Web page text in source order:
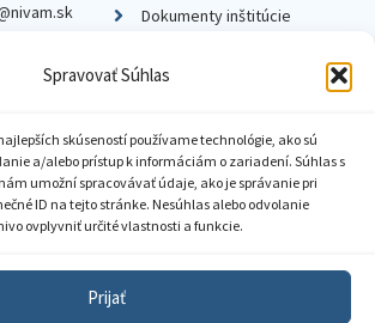
Spravovať Súhlas
skúseností používame technológie, ako sú
a/alebo prístup k informáciám o zariadení. Súhlas s
umožní spracovávať údaje, ako je správanie pri
ID na tejto stránke. Nesúhlas alebo odvolanie
ovplyvniť určité vlastnosti a funkcie.
Prijať
Dokumenty inštitúcie
Zásady ochrany súkromia
Sprístupnenie informácií